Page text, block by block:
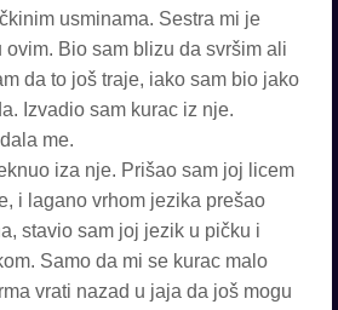
usminama. Sestra mi je
Bio sam blizu da svršim ali
da to još traje, iako sam bio jako
Izvadio sam kurac iz nje.
me.
iza nje. Prišao sam joj licem
i lagano vrhom jezika prešao
stavio sam joj jezik u pičku i
Samo da mi se kurac malo
vrati nazad u jaja da još mogu